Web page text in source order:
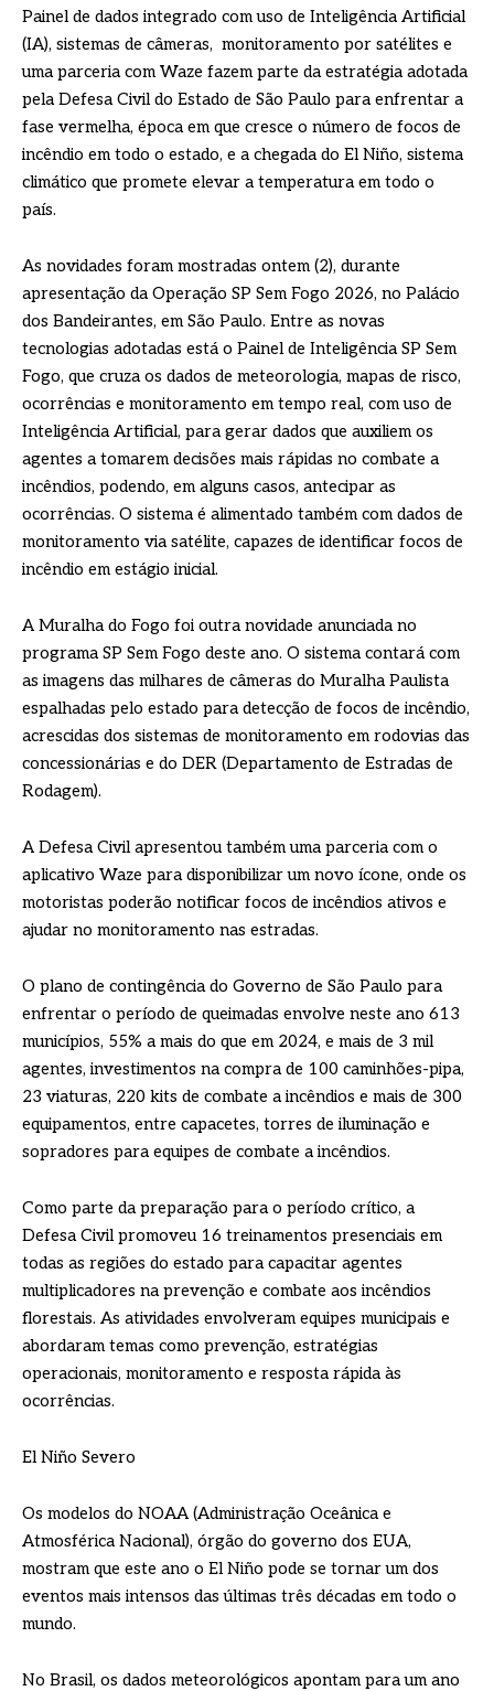
Painel de dados integrado com uso de Inteligência Artificial
(IA), sistemas de câmeras, monitoramento por satélites e
uma parceria com Waze fazem parte da estratégia adotada
pela Defesa Civil do Estado de São Paulo para enfrentar a
fase vermelha, época em que cresce o número de focos de
incêndio em todo o estado, e a chegada do El Niño, sistema
climático que promete elevar a temperatura em todo o
país.
As novidades foram mostradas ontem (2), durante
apresentação da Operação SP Sem Fogo 2026, no Palácio
dos Bandeirantes, em São Paulo. Entre as novas
tecnologias adotadas está o Painel de Inteligência SP Sem
Fogo, que cruza os dados de meteorologia, mapas de risco,
ocorrências e monitoramento em tempo real, com uso de
Inteligência Artificial, para gerar dados que auxiliem os
agentes a tomarem decisões mais rápidas no combate a
incêndios, podendo, em alguns casos, antecipar as
ocorrências. O sistema é alimentado também com dados de
monitoramento via satélite, capazes de identificar focos de
incêndio em estágio inicial.
A Muralha do Fogo foi outra novidade anunciada no
programa SP Sem Fogo deste ano. O sistema contará com
as imagens das milhares de câmeras do Muralha Paulista
espalhadas pelo estado para detecção de focos de incêndio,
acrescidas dos sistemas de monitoramento em rodovias das
concessionárias e do DER (Departamento de Estradas de
Rodagem).
A Defesa Civil apresentou também uma parceria com o
aplicativo Waze para disponibilizar um novo ícone, onde os
motoristas poderão notificar focos de incêndios ativos e
ajudar no monitoramento nas estradas.
O plano de contingência do Governo de São Paulo para
enfrentar o período de queimadas envolve neste ano 613
municípios, 55% a mais do que em 2024, e mais de 3 mil
agentes, investimentos na compra de 100 caminhões-pipa,
23 viaturas, 220 kits de combate a incêndios e mais de 300
equipamentos, entre capacetes, torres de iluminação e
sopradores para equipes de combate a incêndios.
Como parte da preparação para o período crítico, a
Defesa Civil promoveu 16 treinamentos presenciais em
todas as regiões do estado para capacitar agentes
multiplicadores na prevenção e combate aos incêndios
florestais. As atividades envolveram equipes municipais e
abordaram temas como prevenção, estratégias
operacionais, monitoramento e resposta rápida às
ocorrências.
El Niño Severo
Os modelos do NOAA (Administração Oceânica e
Atmosférica Nacional), órgão do governo dos EUA,
mostram que este ano o El Niño pode se tornar um dos
eventos mais intensos das últimas três décadas em todo o
mundo.
No Brasil, os dados meteorológicos apontam para um ano